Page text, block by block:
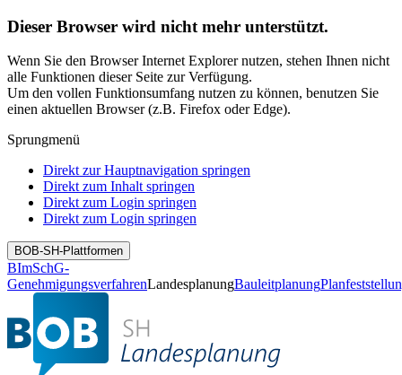
Dieser Browser wird nicht mehr unterstützt.
Wenn Sie den Browser Internet Explorer nutzen, stehen Ihnen nicht
alle Funktionen dieser Seite zur Verfügung.
Um den vollen Funktionsumfang nutzen zu können, benutzen Sie
einen aktuellen Browser (z.B. Firefox oder Edge).
Sprungmenü
Direkt zur Hauptnavigation springen
Direkt zum Inhalt springen
Direkt zum Login springen
Direkt zum Login springen
BOB-SH-Plattformen
BImSchG-
GenehmigungsverfahrenLandesplanungBauleitplanung